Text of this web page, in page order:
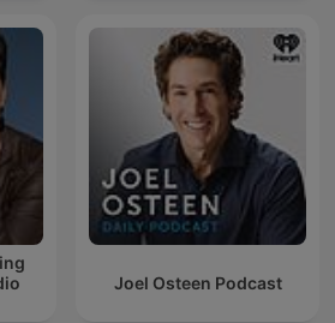
Joel Osteen Podcast